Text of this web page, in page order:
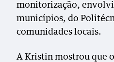
monitorização,
municípios, do
comunidades locais.
A Kristin mostrou que